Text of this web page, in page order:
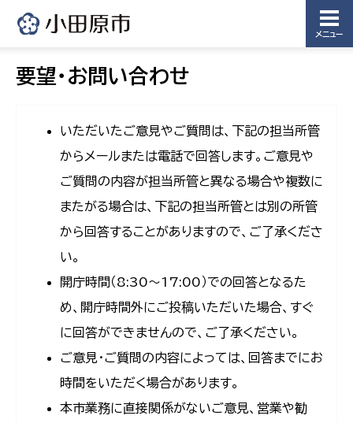
メニュー
要望・お問い合わせ
いただいたご意見やご質問は、下記の担当所管
からメールまたは電話で回答します。ご意見や
ご質問の内容が担当所管と異なる場合や複数に
またがる場合は、下記の担当所管とは別の所管
から回答することがありますので、ご了承くださ
い。
開庁時間（8:30〜17:00）での回答となるた
め、開庁時間外にご投稿いただいた場合、すぐ
に回答ができませんので、ご了承ください。
ご意見・ご質問の内容によっては、回答までにお
時間をいただく場合があります。
本市業務に直接関係がないご意見、営業や勧